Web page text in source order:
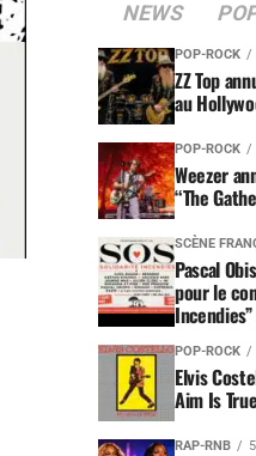
NEWS
POP-ROCK
ZZ Top
au
POP-ROCK
Weezer
“The
SCÈNE
Pascal
pour le
POP-ROCK
Elvis
Aim Is
RAP-RNB